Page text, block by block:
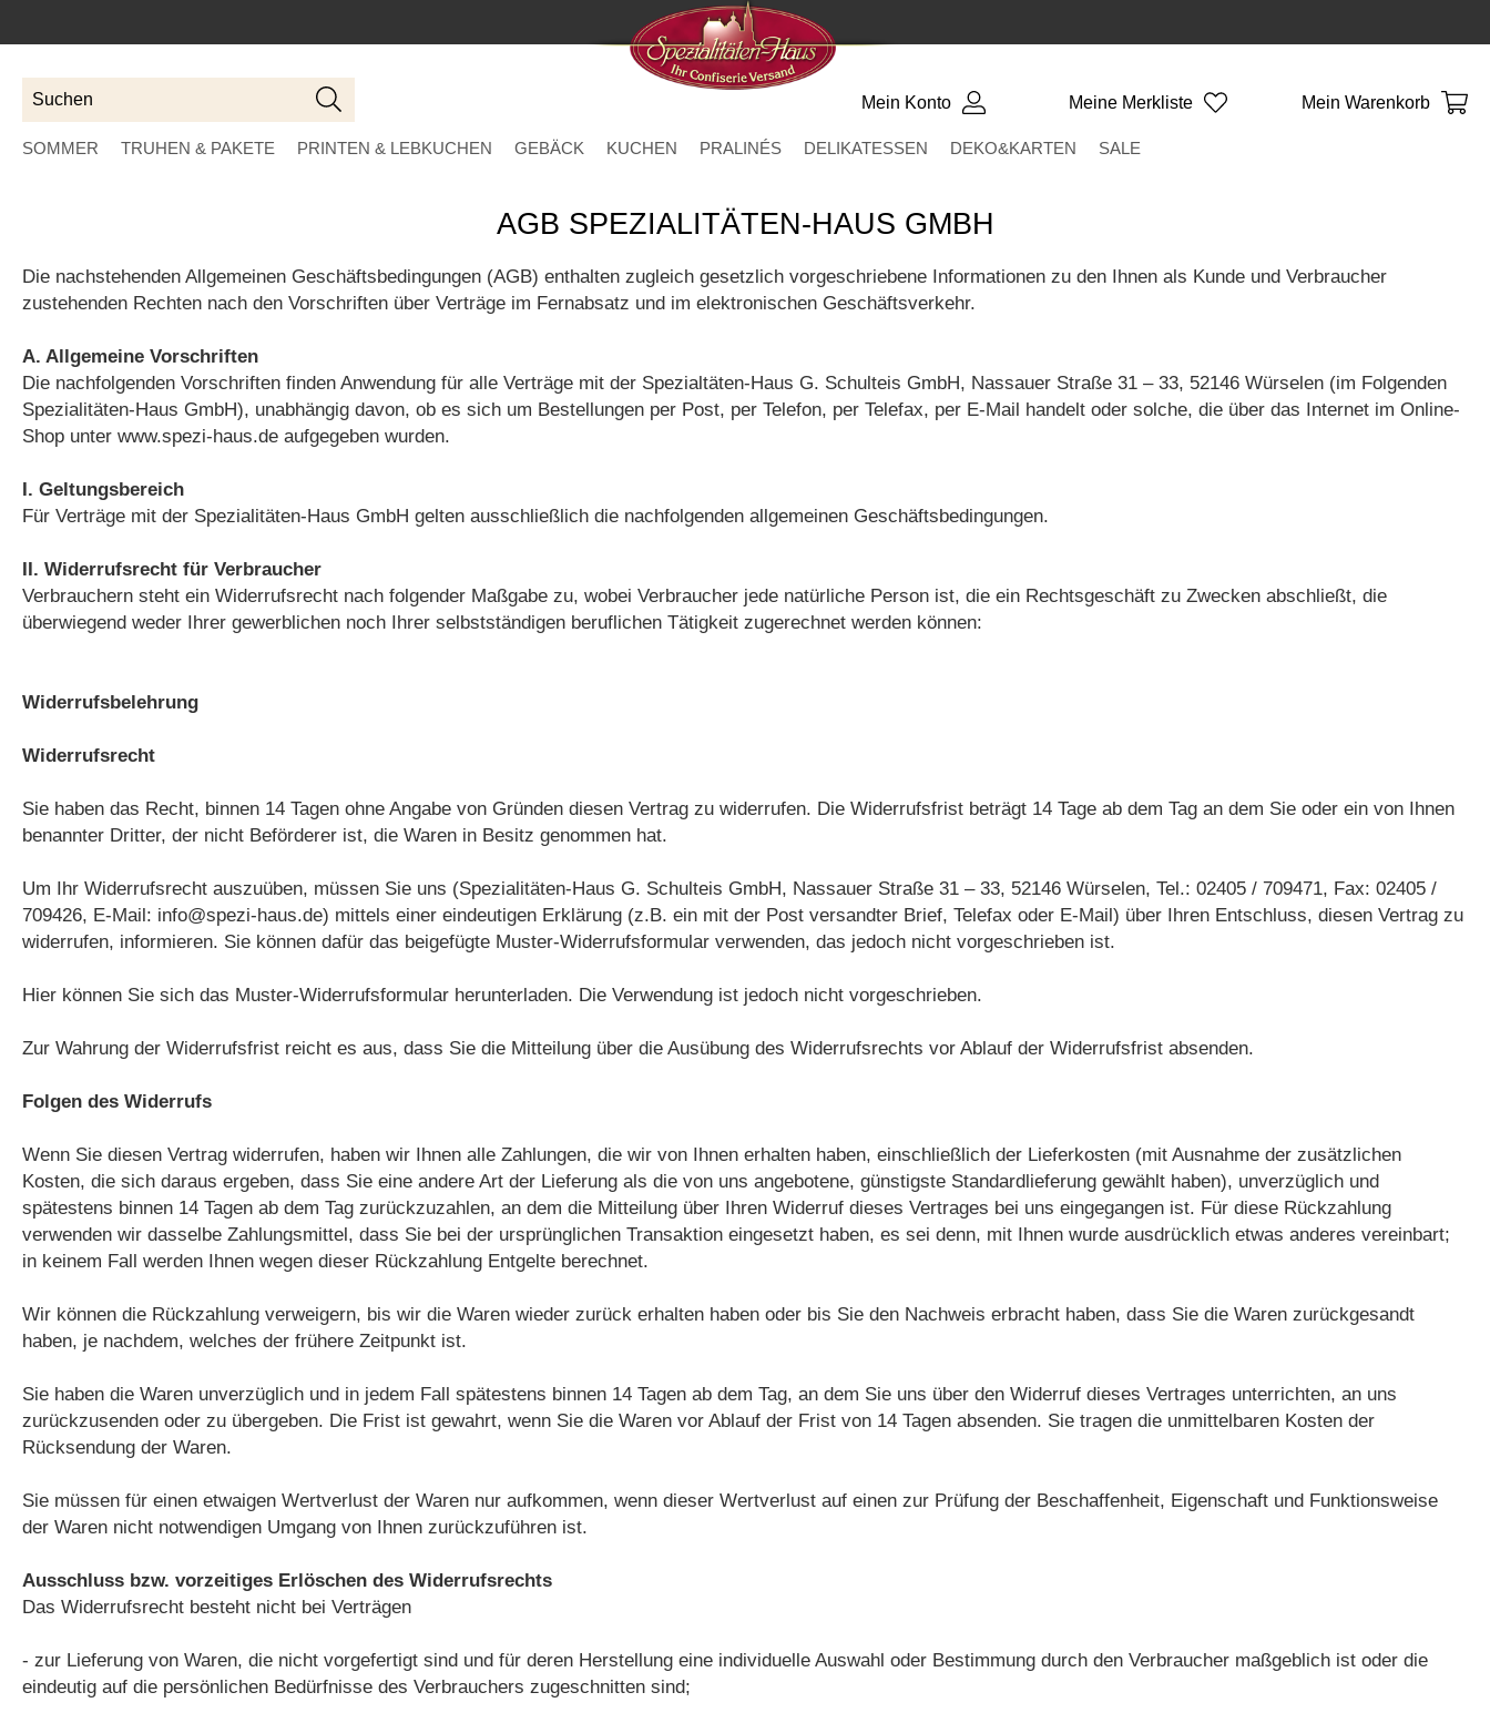
Suchen Mein Konto Meine Merkliste Mein Warenkorb
SOMMER TRUHEN & PAKETE PRINTEN & LEBKUCHEN GEBÄCK KUCHEN PRALINÉS DELIKATESSEN DEKO&KARTEN SALE
AGB SPEZIALITÄTEN-HAUS GMBH
Die nachstehenden Allgemeinen Geschäftsbedingungen (AGB) enthalten zugleich gesetzlich vorgeschriebene Informationen zu den Ihnen als Kunde und Verbraucher
zustehenden Rechten nach den Vorschriften über Verträge im Fernabsatz und im elektronischen Geschäftsverkehr.
A. Allgemeine Vorschriften
Die nachfolgenden Vorschriften finden Anwendung für alle Verträge mit der Spezialtäten-Haus G. Schulteis GmbH, Nassauer Straße 31 – 33, 52146 Würselen (im Folgenden
Spezialitäten-Haus GmbH), unabhängig davon, ob es sich um Bestellungen per Post, per Telefon, per Telefax, per E-Mail handelt oder solche, die über das Internet im Online-
Shop unter www.spezi-haus.de aufgegeben wurden.
I. Geltungsbereich
Für Verträge mit der Spezialitäten-Haus GmbH gelten ausschließlich die nachfolgenden allgemeinen Geschäftsbedingungen.
II. Widerrufsrecht für Verbraucher
Verbrauchern steht ein Widerrufsrecht nach folgender Maßgabe zu, wobei Verbraucher jede natürliche Person ist, die ein Rechtsgeschäft zu Zwecken abschließt, die
überwiegend weder Ihrer gewerblichen noch Ihrer selbstständigen beruflichen Tätigkeit zugerechnet werden können:
Widerrufsbelehrung
Widerrufsrecht
Sie haben das Recht, binnen 14 Tagen ohne Angabe von Gründen diesen Vertrag zu widerrufen. Die Widerrufsfrist beträgt 14 Tage ab dem Tag an dem Sie oder ein von Ihnen
benannter Dritter, der nicht Beförderer ist, die Waren in Besitz genommen hat.
Um Ihr Widerrufsrecht auszuüben, müssen Sie uns (Spezialitäten-Haus G. Schulteis GmbH, Nassauer Straße 31 – 33, 52146 Würselen, Tel.: 02405 / 709471, Fax: 02405 /
709426, E-Mail: info@spezi-haus.de) mittels einer eindeutigen Erklärung (z.B. ein mit der Post versandter Brief, Telefax oder E-Mail) über Ihren Entschluss, diesen Vertrag zu
widerrufen, informieren. Sie können dafür das beigefügte Muster-Widerrufsformular verwenden, das jedoch nicht vorgeschrieben ist.
Hier können Sie sich das Muster-Widerrufsformular herunterladen. Die Verwendung ist jedoch nicht vorgeschrieben.
Zur Wahrung der Widerrufsfrist reicht es aus, dass Sie die Mitteilung über die Ausübung des Widerrufsrechts vor Ablauf der Widerrufsfrist absenden.
Folgen des Widerrufs
Wenn Sie diesen Vertrag widerrufen, haben wir Ihnen alle Zahlungen, die wir von Ihnen erhalten haben, einschließlich der Lieferkosten (mit Ausnahme der zusätzlichen
Kosten, die sich daraus ergeben, dass Sie eine andere Art der Lieferung als die von uns angebotene, günstigste Standardlieferung gewählt haben), unverzüglich und
spätestens binnen 14 Tagen ab dem Tag zurückzuzahlen, an dem die Mitteilung über Ihren Widerruf dieses Vertrages bei uns eingegangen ist. Für diese Rückzahlung
verwenden wir dasselbe Zahlungsmittel, dass Sie bei der ursprünglichen Transaktion eingesetzt haben, es sei denn, mit Ihnen wurde ausdrücklich etwas anderes vereinbart;
in keinem Fall werden Ihnen wegen dieser Rückzahlung Entgelte berechnet.
Wir können die Rückzahlung verweigern, bis wir die Waren wieder zurück erhalten haben oder bis Sie den Nachweis erbracht haben, dass Sie die Waren zurückgesandt
haben, je nachdem, welches der frühere Zeitpunkt ist.
Sie haben die Waren unverzüglich und in jedem Fall spätestens binnen 14 Tagen ab dem Tag, an dem Sie uns über den Widerruf dieses Vertrages unterrichten, an uns
zurückzusenden oder zu übergeben. Die Frist ist gewahrt, wenn Sie die Waren vor Ablauf der Frist von 14 Tagen absenden. Sie tragen die unmittelbaren Kosten der
Rücksendung der Waren.
Sie müssen für einen etwaigen Wertverlust der Waren nur aufkommen, wenn dieser Wertverlust auf einen zur Prüfung der Beschaffenheit, Eigenschaft und Funktionsweise
der Waren nicht notwendigen Umgang von Ihnen zurückzuführen ist.
Ausschluss bzw. vorzeitiges Erlöschen des Widerrufsrechts
Das Widerrufsrecht besteht nicht bei Verträgen
- zur Lieferung von Waren, die nicht vorgefertigt sind und für deren Herstellung eine individuelle Auswahl oder Bestimmung durch den Verbraucher maßgeblich ist oder die
eindeutig auf die persönlichen Bedürfnisse des Verbrauchers zugeschnitten sind;